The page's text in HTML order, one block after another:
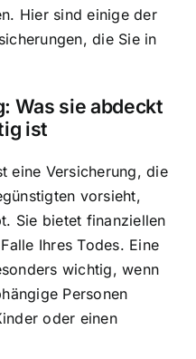
Hier sind einige der
die Sie in
Was sie abdeckt
ist
eine Versicherung, die
vorsieht,
Sie bietet finanziellen
Ihres Todes. Eine
wichtig, wenn
Personen
oder einen